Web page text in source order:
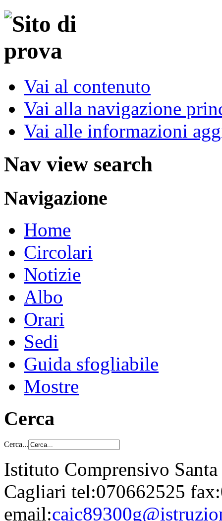
Vai al contenuto
Vai alla navigazione
Vai alle informazioni
Nav view search
Navigazione
Home
Circolari
Notizie
Albo
Orari
Sedi
Guida sfogliabile
Mostre
Cerca
Cerca...
Istituto Comprensivo
Cagliari tel:070662525
email: